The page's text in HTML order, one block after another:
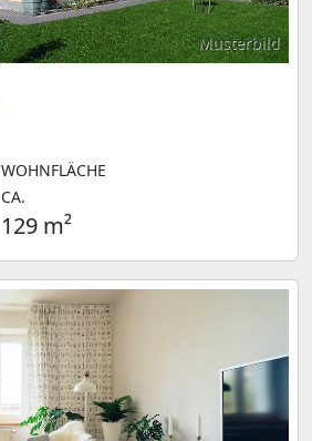
Musterbild
WOHNFLÄCHE
CA.
129 m²